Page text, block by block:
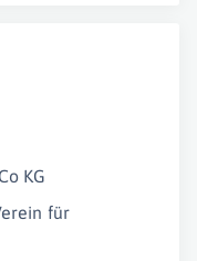
KG
für